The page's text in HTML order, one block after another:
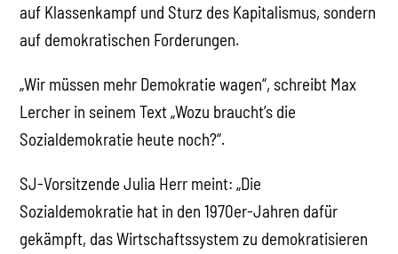
auf Klassenkampf und Sturz des Kapitalismus, sondern
auf demokratischen Forderungen.
„Wir müssen mehr Demokratie wagen“, schreibt Max
Lercher in seinem Text „Wozu braucht’s die
Sozialdemokratie heute noch?“.
SJ-Vorsitzende Julia Herr meint: „Die
Sozialdemokratie hat in den 1970er-Jahren dafür
gekämpft, das Wirtschaftssystem zu demokratisieren